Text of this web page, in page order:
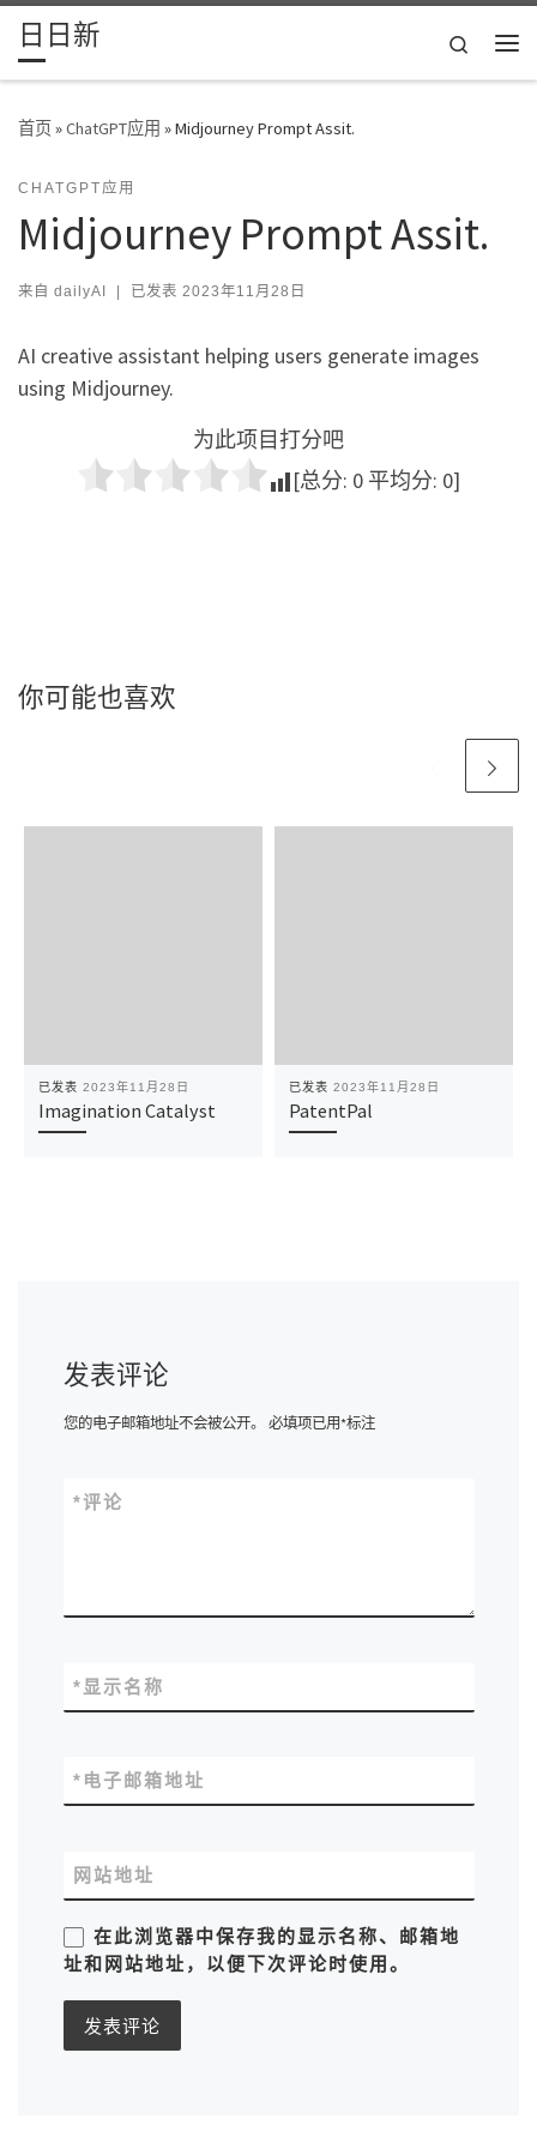
Skip to content
日日新
Search
首页»ChatGPT应用 »Midjourney Prompt Assit.
CHATGPT应用
Midjourney Prompt Assit.
来自 dailyAI | 已发表 2023年11月28日
AI creative assistant helping users generate images
using Midjourney.
为此项目打分吧
[总分: 0 平均分: 0]
你可能也喜欢
已发表 2023年11月28日
Imagination Catalyst
已发表 2023年11月28日
PatentPal
发表评论
您的电子邮箱地址不会被公开。 必填项已用*标注
评论
*
显示名称
*
电子邮箱地址
*
网站地址
在此浏览器中保存我的显示名称、邮箱地
址和网站地址，以便下次评论时使用。